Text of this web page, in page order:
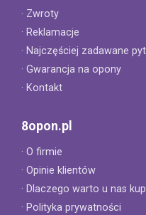
· Zwroty
· Reklamacje
· Najczęściej zadawane
· Gwarancja na opony
· Kontakt
8opon.pl
· O firmie
· Opinie klientów
· Dlaczego warto u nas
· Polityka prywatności